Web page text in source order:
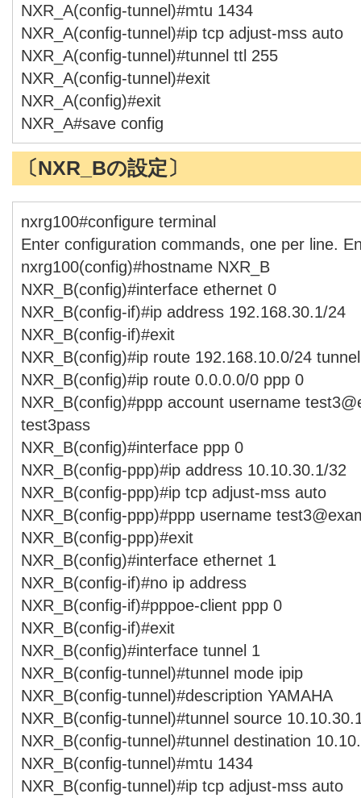
NXR_A(config-tunnel)#mtu 1434
NXR_A(config-tunnel)#ip tcp adjust-mss auto
NXR_A(config-tunnel)#tunnel ttl 255
NXR_A(config-tunnel)#exit
NXR_A(config)#exit
NXR_A#save config
〔NXR_Bの設定〕
nxrg100#configure terminal
Enter configuration commands, one per line.
nxrg100(config)#hostname NXR_B
NXR_B(config)#interface ethernet 0
NXR_B(config-if)#ip address 192.168.30.1/24
NXR_B(config-if)#exit
NXR_B(config)#ip route 192.168.10.0/24
NXR_B(config)#ip route 0.0.0.0/0 ppp 0
NXR_B(config)#ppp account username
test3pass
NXR_B(config)#interface ppp 0
NXR_B(config-ppp)#ip address 10.10.30.1/32
NXR_B(config-ppp)#ip tcp adjust-mss auto
NXR_B(config-ppp)#ppp username
NXR_B(config-ppp)#exit
NXR_B(config)#interface ethernet 1
NXR_B(config-if)#no ip address
NXR_B(config-if)#pppoe-client ppp 0
NXR_B(config-if)#exit
NXR_B(config)#interface tunnel 1
NXR_B(config-tunnel)#tunnel mode ipip
NXR_B(config-tunnel)#description YAMAHA
NXR_B(config-tunnel)#tunnel source
NXR_B(config-tunnel)#tunnel destination
NXR_B(config-tunnel)#mtu 1434
NXR_B(config-tunnel)#ip tcp adjust-mss auto